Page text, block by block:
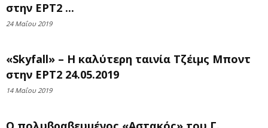
στην ΕΡΤ2 ...
24 Μαΐου 2019
«Skyfall» – Η καλύτερη ταινία Τζέιμς Μποντ
στην ΕΡΤ2 24.05.2019
14 Μαΐου 2019